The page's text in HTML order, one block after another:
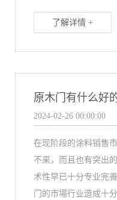
了解详情 +
原木门有什么好
2024-02-26 00:00:00
在现阶段的涂料销售
不来，而且也有突出
术性早已十分专业完
门的市場行业造成十